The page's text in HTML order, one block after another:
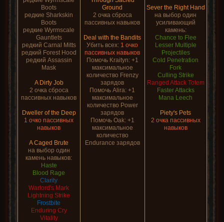
Boots
редкие Sharkskin
Boots
редкие Wyrmscale
Gauntlets
редкий Carnal Mitts
редкий Forest Hood
редкий Assassin
Mask
A Dirty Job
2 очка сброса
пассивных навыков
Dweller of the Deep
1 очко пассивных
навыков
A Caged Brute
на выбор один
камень навыков:
Haste
Blood Rage
Clarity
Warlord's Mark
Lightning Strike
Frostbite
Enduring Cry
Vitality
Ground
2 очка сброса
пассивных навыков
Deal with the Bandits
Убить всех: 1 очко
пассивных навыков
Помочь Kraityn: +1
максимальное
количество Frenzy
зарядов
Помочь Alira: +1
максимальное
количество Power
зарядов
Помочь Oak: +1
максимальное
количество
Endurance зарядов
Sever the Right Hand
на выбор один
усиливающий
камень:
Chance to Flee
Lesser Multiple
Projectiles
Cold Penetration
Fork
Culling Strike
Ranged Attack Totem
Faster Attacks
Mana Leech
Piety's Pets
2 очка пассивных
навыков